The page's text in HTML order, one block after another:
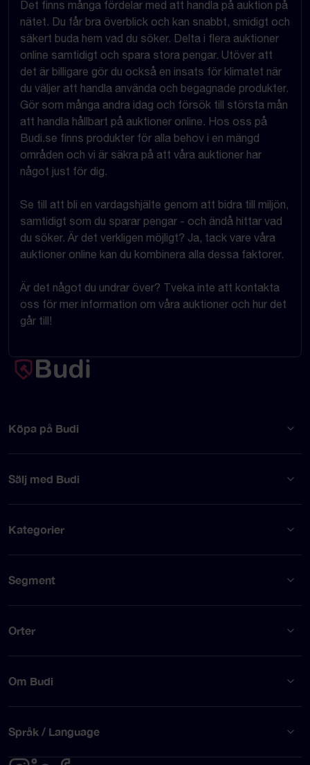
Det finns många fördelar med att handla på auktion på
nätet. Du får bra överblick och kan snabbt, smidigt och
säkert buda hem vad du söker. Delta i flera auktioner
online samtidigt och spara stora pengar. Utöver att
det är billigare gör du också en insats för klimatet när
du väljer att handla använda och begagnade produkter.
Gör som många andra idag och försök till största mån
att handla hållbart på auktioner online. Hos oss på
Budi.se finns produkter för alla behov i en mängd
områden och vi är säkra på att våra auktioner har
något just för dig.
Se till att bli en vardagshjälte genom att bidra till miljön,
samtidigt som du sparar pengar - och ändå hittar vad
du söker. Är det verkligen möjligt? Ja, tack vare våra
auktioner online kan du kombinera alla dessa faktorer.
Är det något du undrar över? Tveka inte att kontakta
oss för mer information om våra auktioner och hur det
går till!
Köpa på Budi
Sälj med Budi
Kategorier
Segment
Orter
Om Budi
Språk / Language